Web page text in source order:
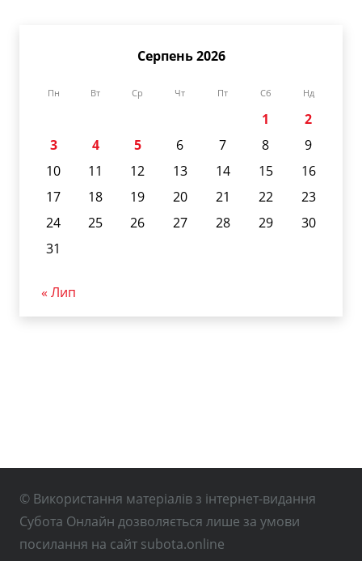
Серпень 2026
Пн Вт Ср Чт Пт Сб Нд
1
2
3
4 5 6 7 8
9
10
11 12 13 14 15
16
17
18 19 20 21 22
23
24
25 26 27 28 29
30
31
« Лип
© Використання матеріалів з інтернет-видання
Субота Онлайн дозволяється лише за умови
посилання на сайт subota.online